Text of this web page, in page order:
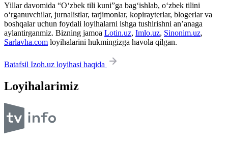
Yillar davomida “O‘zbek tili kuni”ga bag‘ishlab, o‘zbek tilini
o‘rganuvchilar, jurnalistlar, tarjimonlar, kopirayterlar, blogerlar va
boshqalar uchun foydali loyihalarni ishga tushirishni an’anaga
aylantirganmiz. Bizning jamoa Lotin.uz, Imlo.uz, Sinonim.uz,
Sarlavha.com loyihalarini hukmingizga havola qilgan.
Batafsil Izoh.uz loyihasi haqida
Loyihalarimiz